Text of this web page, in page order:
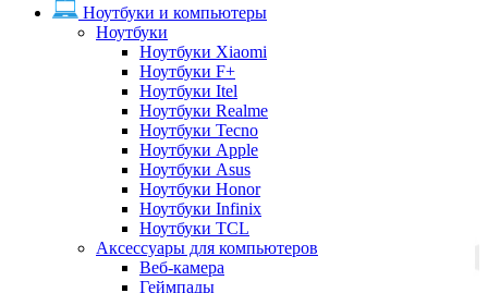
Ноутбуки и компьютеры
Ноутбуки
Ноутбуки Xiaomi
Ноутбуки F+
Ноутбуки Itel
Ноутбуки Realme
Ноутбуки Tecno
Ноутбуки Apple
Ноутбуки Asus
Ноутбуки Honor
Ноутбуки Infinix
Ноутбуки TCL
Аксессуары для компьютеров
Веб-камера
Геймпады